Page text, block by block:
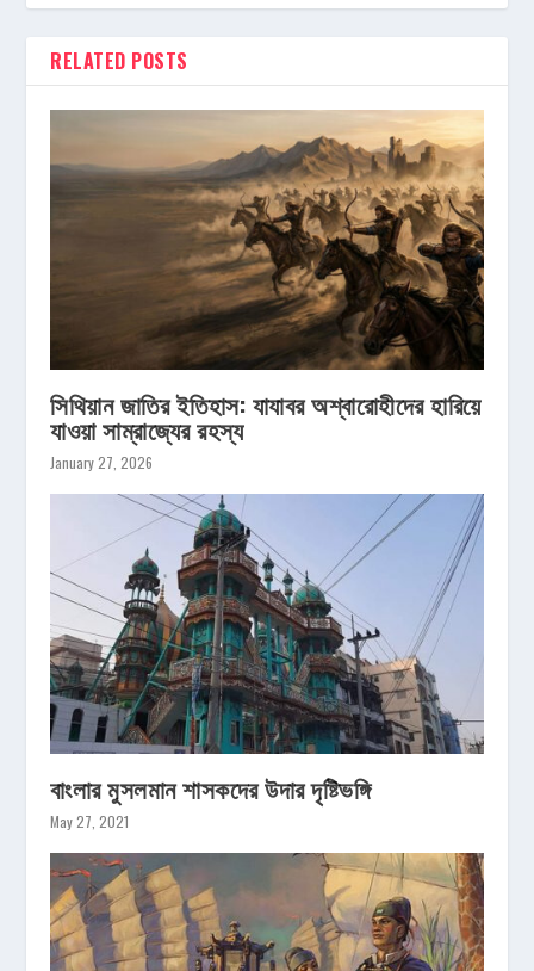
RELATED POSTS
সিথিয়ান জাতির ইতিহাস: যাযাবর অশ্বারোহীদের হারিয়ে
যাওয়া সাম্রাজ্যের রহস্য
January 27, 2026
বাংলার মুসলমান শাসকদের উদার দৃষ্টিভঙ্গি
May 27, 2021